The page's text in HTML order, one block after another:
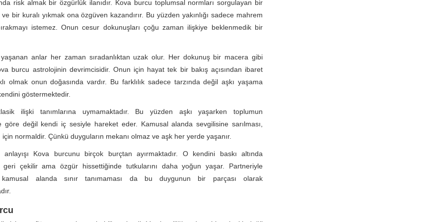
risk almak bir özgürlük ilanıdır. Kova burcu toplumsal normları sorgulayan bir
bir kuralı yıkmak ona özgüven kazandırır. Bu yüzden yakınlığı sadece mahrem
istemez. Onun cesur dokunuşları çoğu zaman ilişkiye beklenmedik bir
anlar her zaman sıradanlıktan uzak olur. Her dokunuş bir macera gibi
burcu astrolojinin devrimcisidir. Onun için hayat tek bir bakış açısından ibaret
olmak onun doğasında vardır. Bu farklılık sadece tarzında değil aşkı yaşama
göstermektedir.
ilişki tanımlarına uymamaktadır. Bu yüzden aşkı yaşarken toplumun
göre değil kendi iç sesiyle hareket eder. Kamusal alanda sevgilisine sarılması,
normaldir. Çünkü duyguların mekanı olmaz ve aşk her yerde yaşanır.
Kova burcunu birçok burçtan ayırmaktadır. O kendini baskı altında
geri çekilir ama özgür hissettiğinde tutkularını daha yoğun yaşar. Partneriyle
kamusal alanda sınır tanımaması da bu duygunun bir parçası olarak